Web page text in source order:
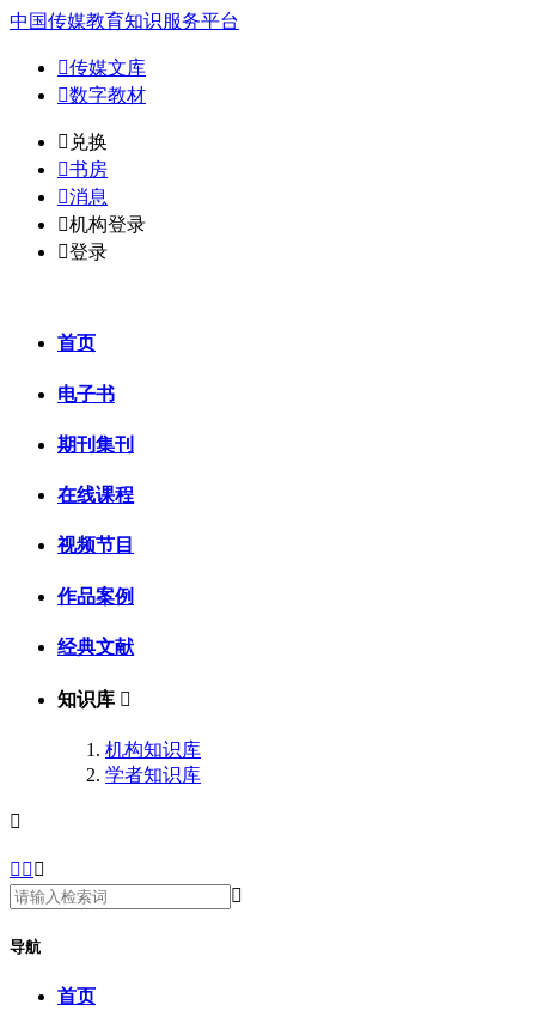
中国传媒教育知识服务平台
传媒文库
数字教材
𐈈 兑换
书房
消息
机构登录
登录
首页
电子书
期刊集刊
在线课程
视频节目
作品案例
经典文献
知识库 
机构知识库
学者知识库

  

导航
首页